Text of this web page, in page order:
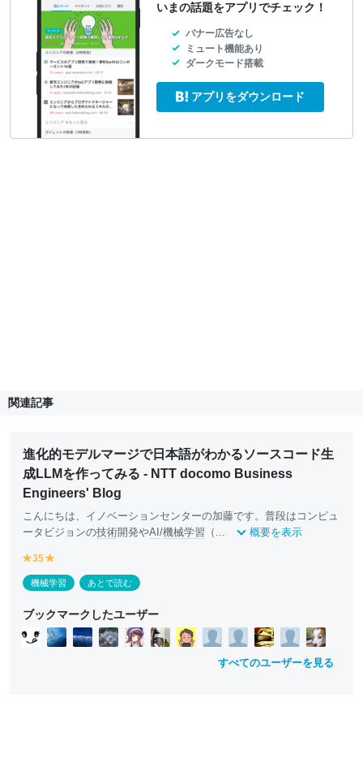
いまの話題をアプリでチェック！
バナー広告なし
ミュート機能あり
ダークモード搭載
アプリをダウンロード
関連記事
進化的モデルマージで日本語がわかるソースコード生
成LLMを作ってみる - NTT docomo Business
Engineers' Blog
こんにちは、イノベーションセンターの加藤です。普段はコンピュ
ータビジョンの技術開発やAI /機械学習 （... 概要を表示
y
e
ll
w
35
e
ll
w
機械学習 あとで読む
ブックマークしたユーザー
すべてのユーザーを見る